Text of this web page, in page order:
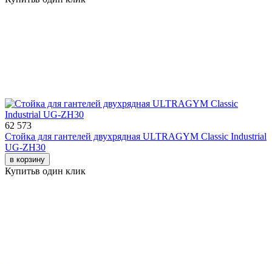
62 573
Стойка для гантелей двухрядная ULTRAGYM Classic Industrial
UG-ZH30
в корзину
Купитьв один клик